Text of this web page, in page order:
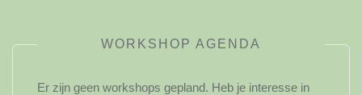
WORKSHOP AGENDA
Er zijn geen workshops gepland. Heb je interesse in